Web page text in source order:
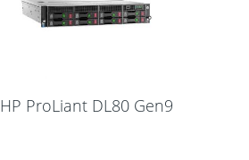
HP ProLiant DL80 Gen9